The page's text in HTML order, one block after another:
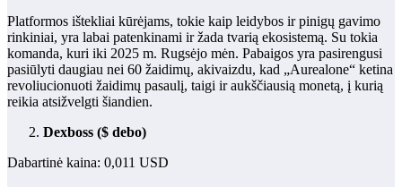
Platformos ištekliai kūrėjams, tokie kaip leidybos ir pinigų gavimo
rinkiniai, yra labai patenkinami ir žada tvarią ekosistemą. Su tokia
komanda, kuri iki 2025 m. Rugsėjo mėn. Pabaigos yra pasirengusi
pasiūlyti daugiau nei 60 žaidimų, akivaizdu, kad „Aurealone“ ketina
revoliucionuoti žaidimų pasaulį, taigi ir aukščiausią monetą, į kurią
reikia atsižvelgti šiandien.
Dexboss ($ debo)
Dabartinė kaina: 0,011 USD